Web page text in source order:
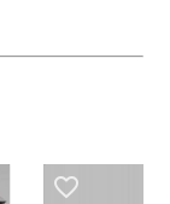
favorite_border